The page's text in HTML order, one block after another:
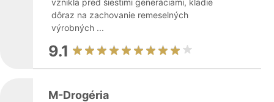
vznikla pred šiestimi generáciami, kladie
dôraz na zachovanie remeselných
výrobných ...
9.1
M-Drogéria